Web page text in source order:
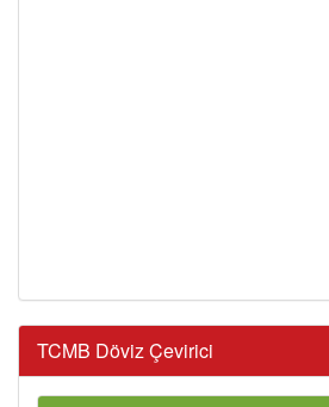
TCMB Döviz Çevirici